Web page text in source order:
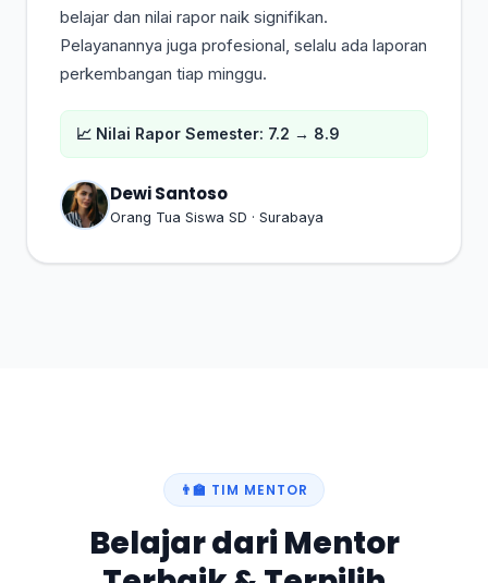
belajar dan nilai rapor naik signifikan.
Pelayanannya juga profesional, selalu ada laporan
perkembangan tiap minggu.
📈 Nilai Rapor Semester: 7.2 → 8.9
Dewi Santoso
Orang Tua Siswa SD · Surabaya
👨‍🏫 TIM MENTOR
Belajar dari Mentor